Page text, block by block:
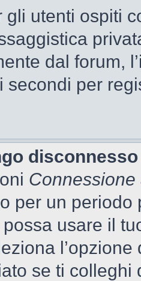
utenti ospiti
dal forum,
secondi per
per un
usare il
se ti